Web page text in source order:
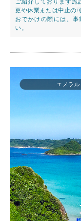
ご紹介しております施
更や休業または中止の
おでかけの際には、
い。
エメラ